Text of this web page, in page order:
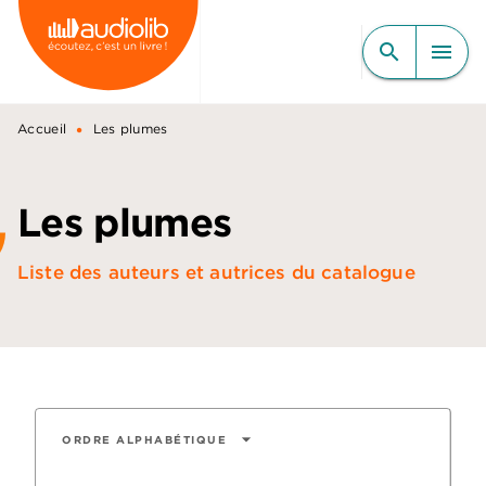
MENU RECHERCHE
CONTENU
PIED DE PAGE
search menu
Accueil • Les plumes
Les plumes
Liste des auteurs et autrices du catalogue
ORDRE ALPHABÉTIQUE arrow_drop_down